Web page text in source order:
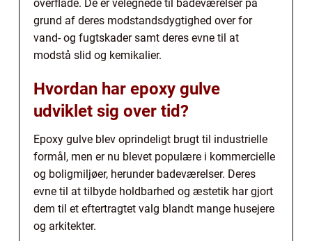
overflade. De er velegnede til badeværelser på
grund af deres modstandsdygtighed over for
vand- og fugtskader samt deres evne til at
modstå slid og kemikalier.
Hvordan har epoxy gulve
udviklet sig over tid?
Epoxy gulve blev oprindeligt brugt til industrielle
formål, men er nu blevet populære i kommercielle
og boligmiljøer, herunder badeværelser. Deres
evne til at tilbyde holdbarhed og æstetik har gjort
dem til et eftertragtet valg blandt mange husejere
og arkitekter.